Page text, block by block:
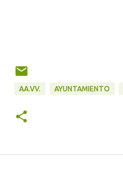
AA.VV. AYUNTAMIENTO